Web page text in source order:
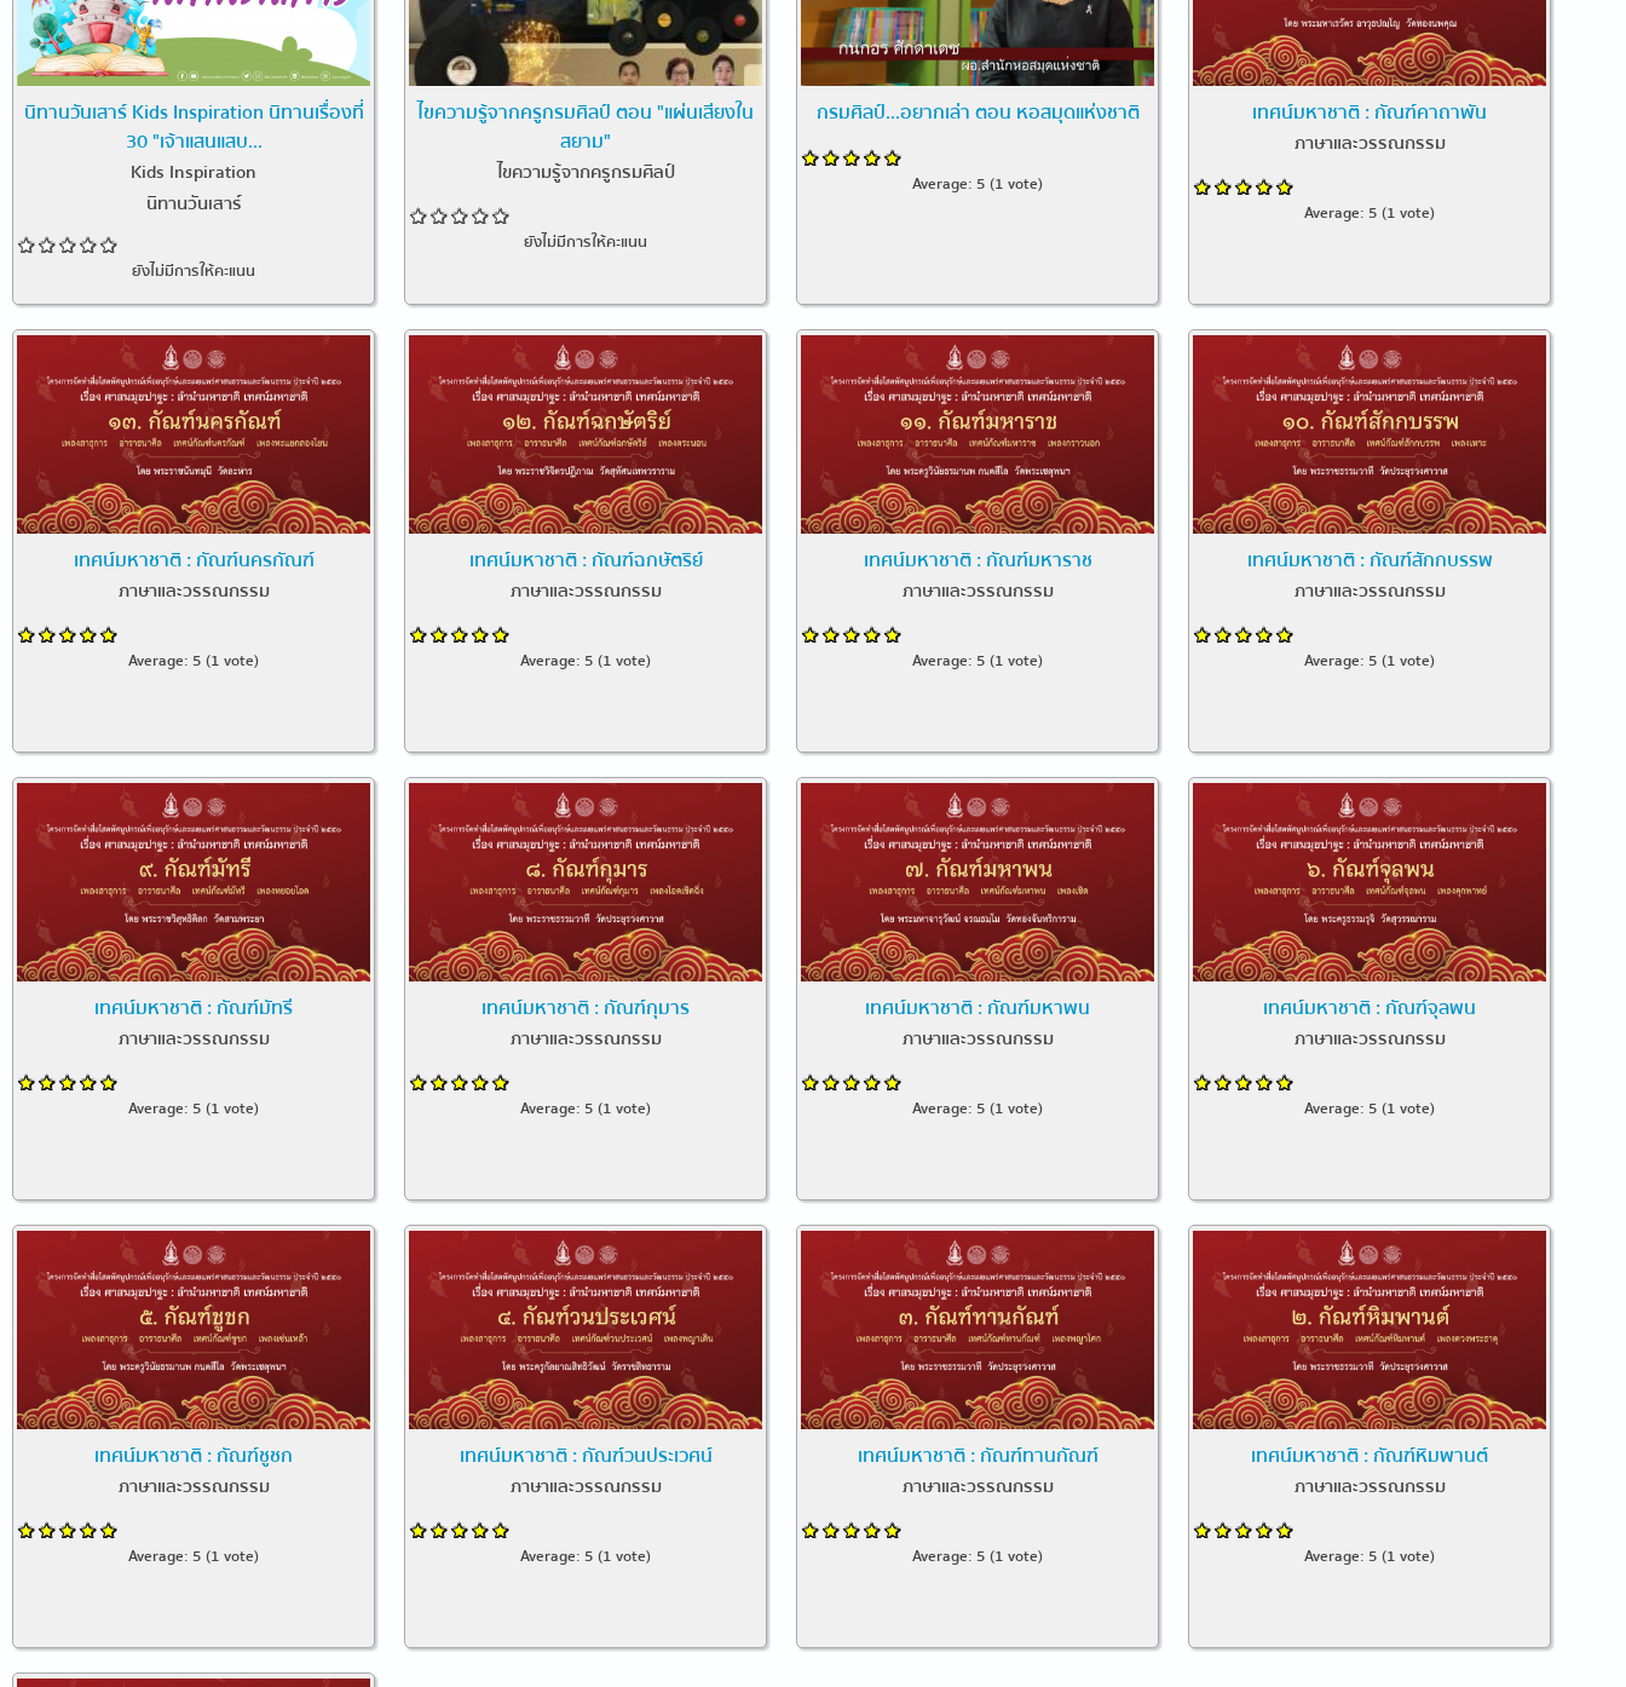
นิทานวันเสาร์ Kids Inspiration นิทานเรื่องที่
30 "เจ้าแสนแสบ...
Kids Inspiration
นิทานวันเสาร์
ยังไม่มีการให้คะแนน
ไขความรู้จากครูกรมศิลป์ ตอน "แผ่นเสียงใน
สยาม"
ไขความรู้จากครูกรมศิลป์
ยังไม่มีการให้คะแนน
กรมศิลป์...อยากเล่า ตอน หอสมุดแห่งชาติ
Average: 5 (1 vote)
เทศน์มหาชาติ : กัณฑ์คาถาพัน
ภาษาและวรรณกรรม
Average: 5 (1 vote)
เทศน์มหาชาติ : กัณฑ์นครกัณฑ์
ภาษาและวรรณกรรม
Average: 5 (1 vote)
เทศน์มหาชาติ : กัณฑ์ฉกษัตริย์
ภาษาและวรรณกรรม
Average: 5 (1 vote)
เทศน์มหาชาติ : กัณฑ์มหาราช
ภาษาและวรรณกรรม
Average: 5 (1 vote)
เทศน์มหาชาติ : กัณฑ์สักกบรรพ
ภาษาและวรรณกรรม
Average: 5 (1 vote)
เทศน์มหาชาติ : กัณฑ์มัทรี
ภาษาและวรรณกรรม
Average: 5 (1 vote)
เทศน์มหาชาติ : กัณฑ์กุมาร
ภาษาและวรรณกรรม
Average: 5 (1 vote)
เทศน์มหาชาติ : กัณฑ์มหาพน
ภาษาและวรรณกรรม
Average: 5 (1 vote)
เทศน์มหาชาติ : กัณฑ์จุลพน
ภาษาและวรรณกรรม
Average: 5 (1 vote)
เทศน์มหาชาติ : กัณฑ์ชูชก
ภาษาและวรรณกรรม
Average: 5 (1 vote)
เทศน์มหาชาติ : กัณฑ์วนประเวศน์
ภาษาและวรรณกรรม
Average: 5 (1 vote)
เทศน์มหาชาติ : กัณฑ์ทานกัณฑ์
ภาษาและวรรณกรรม
Average: 5 (1 vote)
เทศน์มหาชาติ : กัณฑ์หิมพานต์
ภาษาและวรรณกรรม
Average: 5 (1 vote)